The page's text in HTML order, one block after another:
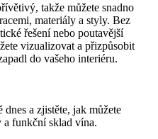
takže můžete snadno
materiály a styly. Bez
řešení nebo poutavější
vizualizovat a přizpůsobit
do vašeho interiéru.
dnes a zjistěte, jak můžete
funkční sklad vína.